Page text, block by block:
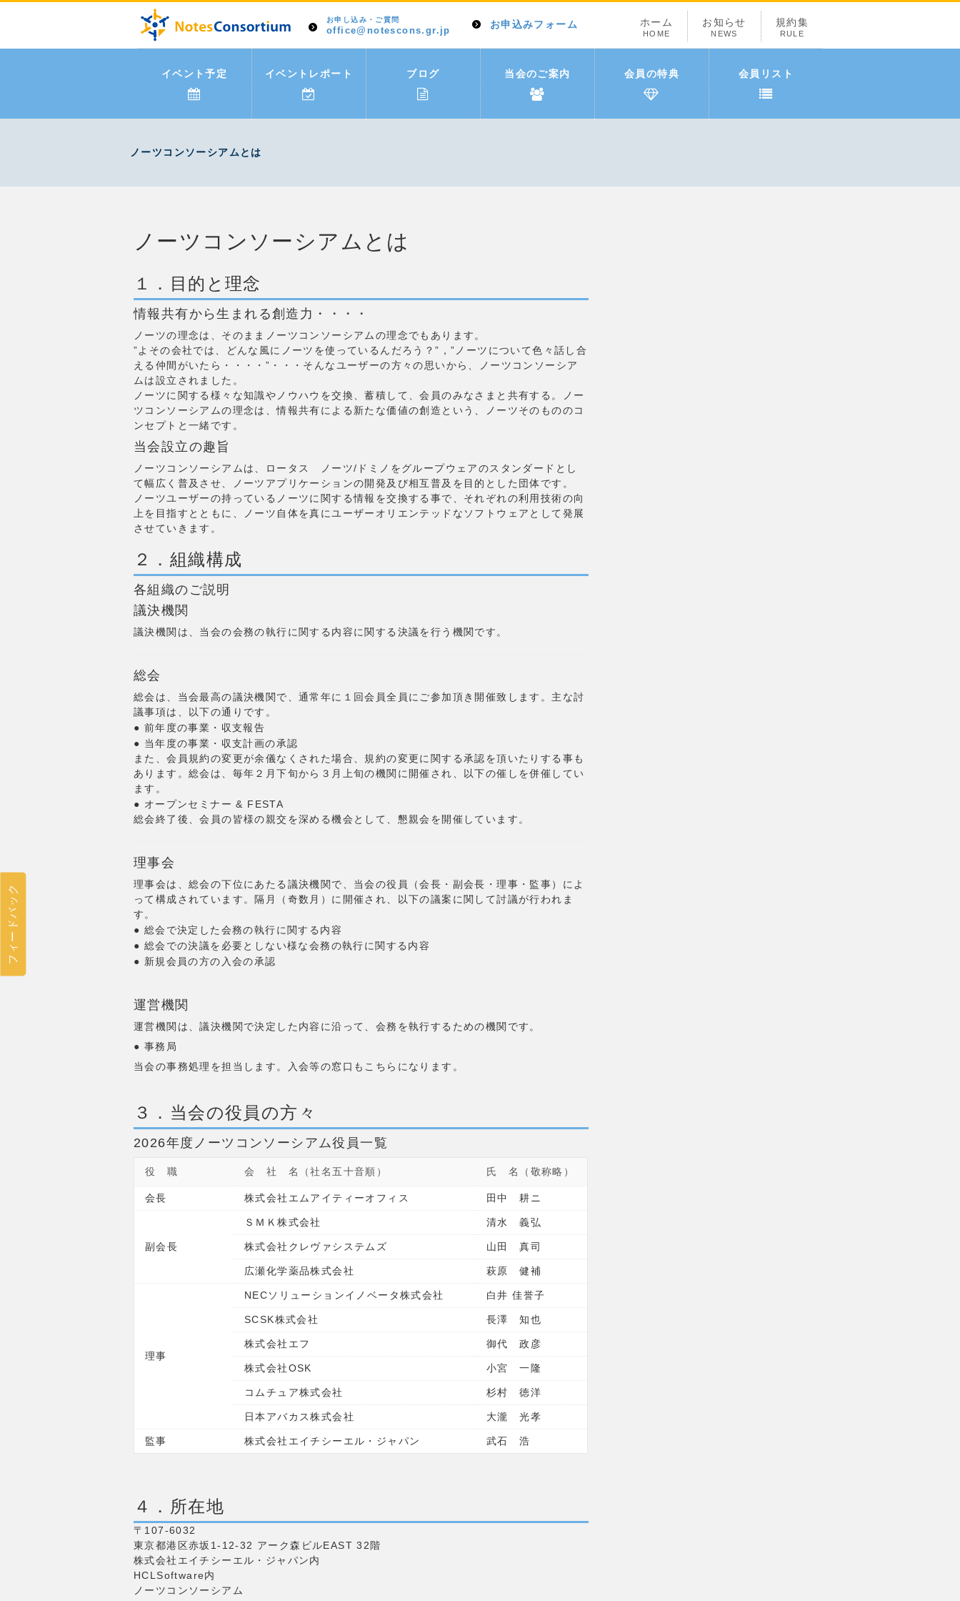
お申し込み・ご質問
office@notescons.gr.jp
お申込みフォーム ホーム
HOME
お知らせ
NEWS
規約集
RULE
イベント予定 イベントレポート ブログ 当会のご案内 会員の特典 会員リスト
ノーツコンソーシアムとは
ノーツコンソーシアムとは
１．目的と理念
情報共有から生まれる創造力・・・・
ノーツの理念は、そのままノーツコンソーシアムの理念でもあります。
”よその会社では、どんな風にノーツを使っているんだろう？”，”ノーツについて色々話し合
える仲間がいたら・・・・”・・・そんなユーザーの方々の思いから、ノーツコンソーシア
ムは設立されました。
ノーツに関する様々な知識やノウハウを交換、蓄積して、会員のみなさまと共有する。ノー
ツコンソーシアムの理念は、情報共有による新たな価値の創造という、ノーツそのもののコ
ンセプトと一緒です。
当会設立の趣旨
ノーツコンソーシアムは、ロータス ノーツ/ドミノをグループウェアのスタンダードとし
て幅広く普及させ、ノーツアプリケーションの開発及び相互普及を目的とした団体です。
ノーツユーザーの持っているノーツに関する情報を交換する事で、それぞれの利用技術の向
上を目指すとともに、ノーツ自体を真にユーザーオリエンテッドなソフトウェアとして発展
させていきます。
２．組織構成
各組織のご説明
議決機関
議決機関は、当会の会務の執行に関する内容に関する決議を行う機関です。
総会
総会は、当会最高の議決機関で、通常年に１回会員全員にご参加頂き開催致します。主な討
議事項は、以下の通りです。
● 前年度の事業・収支報告
● 当年度の事業・収支計画の承認
また、会員規約の変更が余儀なくされた場合、規約の変更に関する承認を頂いたりする事も
あります。総会は、毎年２月下旬から３月上旬の機関に開催され、以下の催しを併催してい
ます。
● オープンセミナー & FESTA
総会終了後、会員の皆様の親交を深める機会として、懇親会を開催しています。
理事会
理事会は、総会の下位にあたる議決機関で、当会の役員（会長・副会長・理事・監事）によ
って構成されています。隔月（奇数月）に開催され、以下の議案に関して討議が行われま
す。
● 総会で決定した会務の執行に関する内容
● 総会での決議を必要としない様な会務の執行に関する内容
● 新規会員の方の入会の承認
運営機関
運営機関は、議決機関で決定した内容に沿って、会務を執行するための機関です。
● 事務局
当会の事務処理を担当します。入会等の窓口もこちらになります。
３．当会の役員の方々
2026年度ノーツコンソーシアム役員一覧
役 職 会 社 名（社名五十音順） 氏 名（敬称略）
会長 株式会社エムアイティーオフィス 田中 耕ニ
副会長
ＳＭＫ株式会社 清水 義弘
株式会社クレヴァシステムズ 山田 真司
広瀬化学薬品株式会社 萩原 健補
理事
NECソリューションイノベータ株式会社 白井 佳誉子
SCSK株式会社 長澤 知也
株式会社エフ 御代 政彦
株式会社OSK 小宮 一隆
コムチュア株式会社 杉村 徳洋
日本アバカス株式会社 大瀧 光孝
監事 株式会社エイチシーエル・ジャパン 武石 浩
４．所在地
〒107-6032
東京都港区赤坂1-12-32 アーク森ビルEAST 32階
株式会社エイチシーエル・ジャパン内
HCLSoftware内
ノーツコンソーシアム
フィードバック